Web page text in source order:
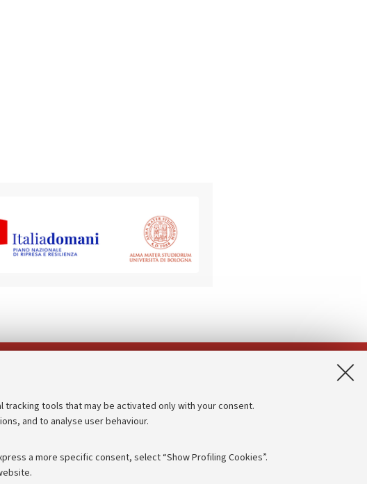
tools that may be activated only with your consent.
and to analyse user behaviour.
a more specific consent, select “Show Profiling Cookies”.
Accessibility statement